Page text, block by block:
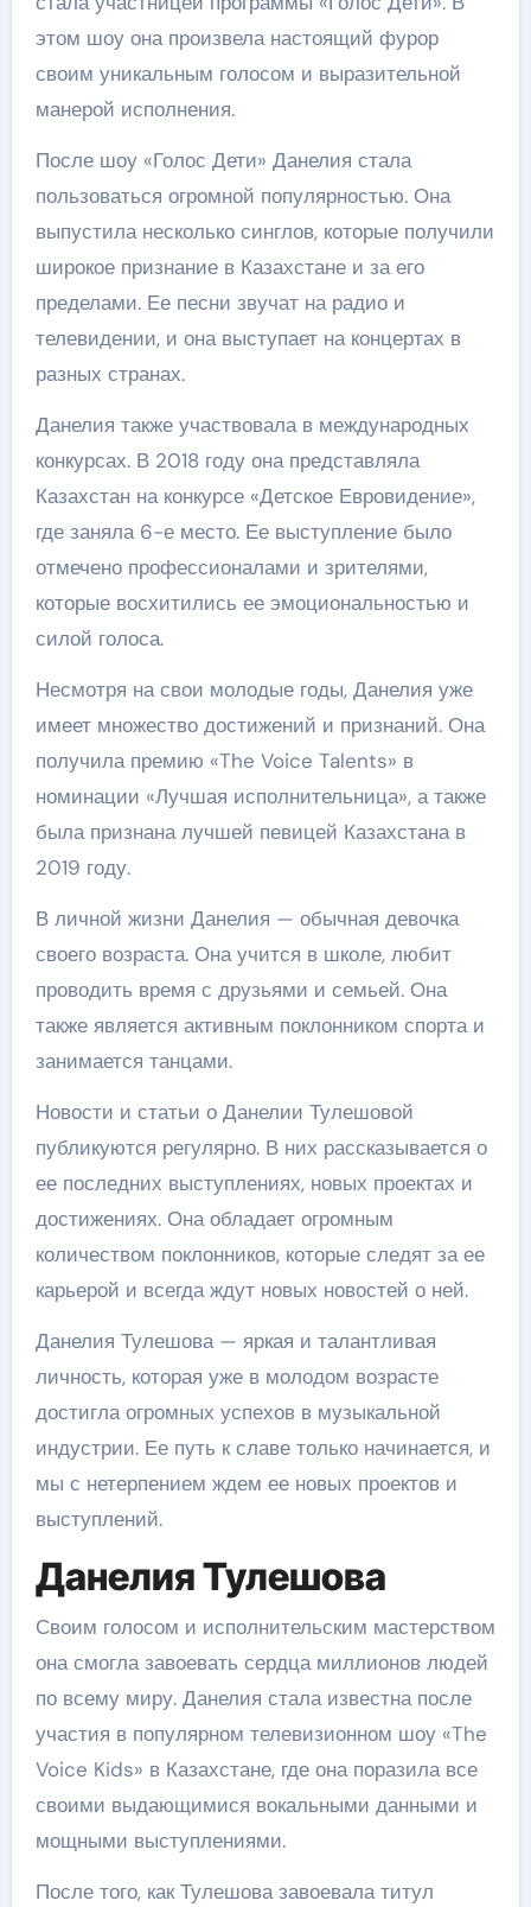
этом шоу она произвела настоящий фурор
своим уникальным голосом и выразительной
манерой исполнения.
После шоу «Голос Дети» Данелия стала
пользоваться огромной популярностью. Она
выпустила несколько синглов, которые получили
широкое признание в Казахстане и за его
пределами. Ее песни звучат на радио и
телевидении, и она выступает на концертах в
разных странах.
Данелия также участвовала в международных
конкурсах. В 2018 году она представляла
Казахстан на конкурсе «Детское Евровидение»,
где заняла 6-е место. Ее выступление было
отмечено профессионалами и зрителями,
которые восхитились ее эмоциональностью и
силой голоса.
Несмотря на свои молодые годы, Данелия уже
имеет множество достижений и признаний. Она
получила премию «The Voice Talents» в
номинации «Лучшая исполнительница», а также
была признана лучшей певицей Казахстана в
2019 году.
В личной жизни Данелия — обычная девочка
своего возраста. Она учится в школе, любит
проводить время с друзьями и семьей. Она
также является активным поклонником спорта и
занимается танцами.
Новости и статьи о Данелии Тулешовой
публикуются регулярно. В них рассказывается о
ее последних выступлениях, новых проектах и
достижениях. Она обладает огромным
количеством поклонников, которые следят за ее
карьерой и всегда ждут новых новостей о ней.
Данелия Тулешова — яркая и талантливая
личность, которая уже в молодом возрасте
достигла огромных успехов в музыкальной
индустрии. Ее путь к славе только начинается, и
мы с нетерпением ждем ее новых проектов и
выступлений.
Данелия Тулешова
Своим голосом и исполнительским мастерством
она смогла завоевать сердца миллионов людей
по всему миру. Данелия стала известна после
участия в популярном телевизионном шоу «The
Voice Kids» в Казахстане, где она поразила все
своими выдающимися вокальными данными и
мощными выступлениями.
После того, как Тулешова завоевала титул